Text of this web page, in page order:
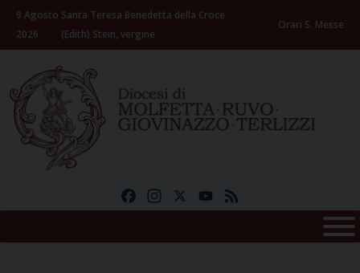
Skip
content
9 Agosto
2026
Santa Teresa Benedetta della Croce
(Edith) Stein, vergine
Orari S. Messe
FacebookInstagramYouTube